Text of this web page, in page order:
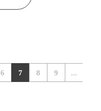
6 7 8 9 ...